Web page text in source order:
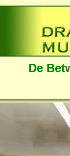
De